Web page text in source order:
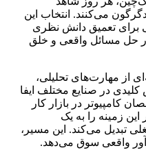
می‌کنند. انتخاب این
برای تعمیق دانش نظری
حل مسائل واقعی و خلق
از مهارت‌های تحلیلی،
در صنایع مختلف ایفا
کامپیوتر در بازار کار
زمینه را به یک
تبدیل می‌کند. این مسیر،
واقعی سوق می‌دهد.